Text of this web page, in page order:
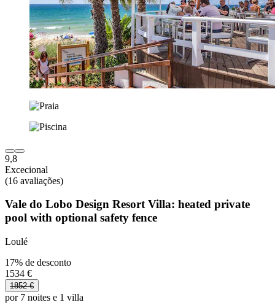
9,8
Excecional
(16 avaliações)
Vale do Lobo Design Resort Villa: heated private
pool with optional safety fence
Loulé
17% de desconto
1534 €
1852 €
por 7 noites e 1 villa